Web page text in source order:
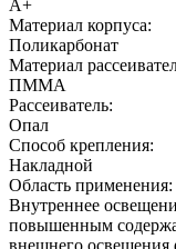
A+
Материал корпуса:
Поликарбонат
Материал
ПММА
Рассеиватель:
Опал
Способ крепления:
Накладной
Область применения:
Внутреннее
повышенным
внешнего освещения